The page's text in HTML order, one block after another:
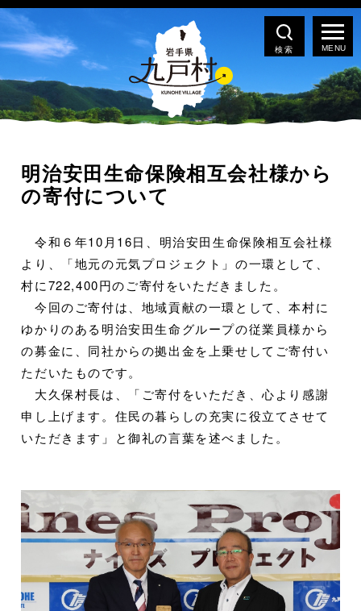
検索
明治安田生命保険相互会社様から
の寄付について
令和６年10月16日、明治安田生命保険相互会社様
より、「地元の元気プロジェクト」の一環として、
村に722,400円のご寄付をいただきました。
今回のご寄付は、地域貢献の一環として、本村に
ゆかりのある明治安田生命グループの従業員様から
の募金に、同社からの拠出金を上乗せしてご寄付い
ただいたものです。
大久保村長は、「ご寄付をいただき、心より感謝
申し上げます。住民の暮らしの充実に役立てさせて
いただきます」と御礼の言葉を述べました。